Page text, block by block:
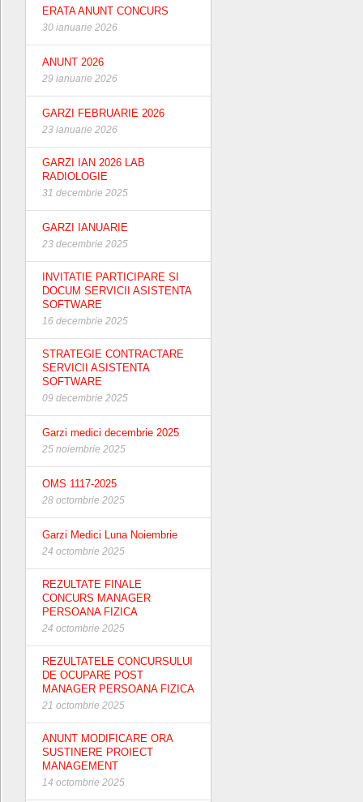
ERATA ANUNT CONCURS
30 ianuarie 2026
ANUNT 2026
29 ianuarie 2026
GARZI FEBRUARIE 2026
23 ianuarie 2026
GARZI IAN 2026 LAB
RADIOLOGIE
31 decembrie 2025
GARZI IANUARIE
23 decembrie 2025
INVITATIE PARTICIPARE SI
DOCUM SERVICII ASISTENTA
SOFTWARE
16 decembrie 2025
STRATEGIE CONTRACTARE
SERVICII ASISTENTA
SOFTWARE
09 decembrie 2025
Garzi medici decembrie 2025
25 noiembrie 2025
OMS 1117-2025
28 octombrie 2025
Garzi Medici Luna Noiembrie
24 octombrie 2025
REZULTATE FINALE
CONCURS MANAGER
PERSOANA FIZICA
24 octombrie 2025
REZULTATELE CONCURSULUI
DE OCUPARE POST
MANAGER PERSOANA FIZICA
21 octombrie 2025
ANUNT MODIFICARE ORA
SUSTINERE PROIECT
MANAGEMENT
14 octombrie 2025